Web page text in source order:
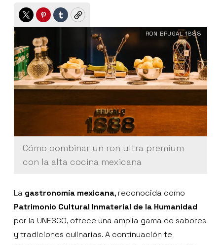
TwitterPinterest
TumblrCopy
Cómo combinar un ron ultra premium
con la alta cocina mexicana
RON BRUGAL 1888
La gastronomía mexicana, reconocida como
Patrimonio Cultural Inmaterial de la Humanidad
por la UNESCO, ofrece una amplia gama de sabores
y tradiciones culinarias. A continuación te